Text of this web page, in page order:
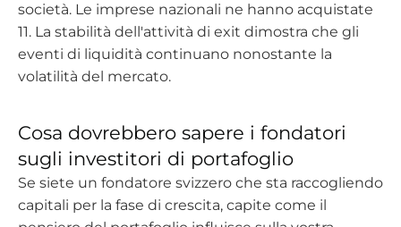
società. Le imprese nazionali ne hanno acquistate
11. La stabilità dell'attività di exit dimostra che gli
eventi di liquidità continuano nonostante la
volatilità del mercato.
Cosa dovrebbero sapere i fondatori
sugli investitori di portafoglio
Se siete un fondatore svizzero che sta raccogliendo
capitali per la fase di crescita, capite come il